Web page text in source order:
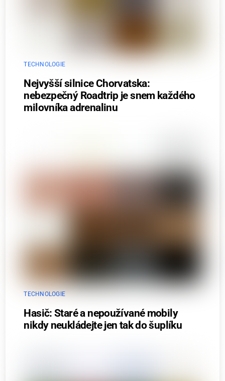
TECHNOLOGIE
Nejvyšší silnice Chorvatska:
nebezpečný Roadtrip je snem každého
milovníka adrenalinu
TECHNOLOGIE
Hasič: Staré a nepoužívané mobily
nikdy neukládejte jen tak do šuplíku